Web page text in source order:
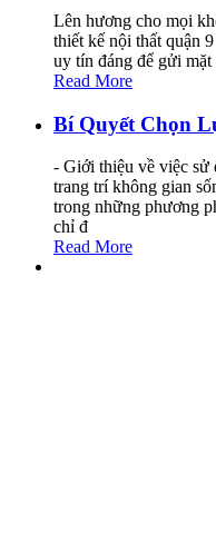
Lên hương cho mọi
thiết kế nội thất quận
uy tín đáng để gửi mặt
Read More
Bí Quyết Chọn
- Giới thiệu về việc sử
trang trí không gian
trong những phương
chỉ đ
Read More